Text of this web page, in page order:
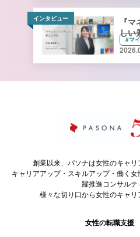
インタビュー
『
しい
キー
本部
課長
#マ
創業以来、パソナは女性のキャリ
キャリアアップ・スキルアップ・働く
躍推進コンサルテ
様々な切り口から女性のキャリ
女性の転職支援